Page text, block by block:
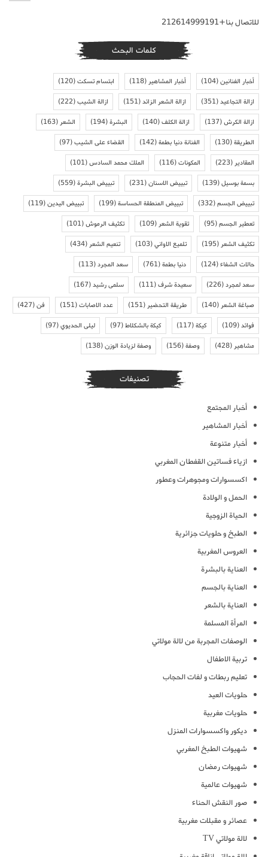
للاتصال بنا+212614999191
كلمات البحث
أخبار الفنانين(104) أخبار المشاهير(118) ابتسام تسكت(120)
ازالة التجاعيد(351) ازالة الشعر الزائد(151) ازالة الشيب(222)
ازالة الكرش(137) ازالة الكلف(140) البشرة(194) الشعر(163)
الطريقة(130) الفنانة دنيا بطمة(142) القضاء على الشيب(97)
المقادير(223) المكونات(116) الملك محمد السادس(101)
بسمة بوسيل(139) تبييض الاسنان(231) تبييض البشرة(559)
تبييض الجسم(332) تبييض المنطقة الحساسة(199) تبييض اليدين(119)
تعطير الجسم(95) تقوية الشعر(109) تكثيف الرموش(101)
تكثيف الشعر(195) تلميع الاواني(103) تنعيم الشعر(434)
حالات الشفاء(124) دنيا بطمة(761) سعد المجرد(113)
سعد لمجرد(226) سعيدة شرف(111) سلمى رشيد(167)
صباغة الشعر(140) طريقة التحضير(151) عدد الاصابات(151) فن(427)
فوائد(109) كيكة(117) كيكة بالشكلاط(97) ليلى الحديوي(97)
مشاهير(428) وصفة(156) وصفة لزيادة الوزن(138)
تصنيفات
أخبار المجتمع
أخبار المشاهير
أخبار متنوعة
ازياء فساتين القفطان المغربي
اكسسوارات ومجوهرات وعطور
الحمل و الولادة
الحياة الزوجية
الطبخ و حلويات جزائرية
العروس المغربية
العناية بالبشرة
العناية بالجسم
العناية بالشعر
المرأة المسلمة
الوصفات المجربة من لالة مولاتي
تربية الاطفال
تعليم ربطات و لفات الحجاب
حلويات العيد
حلويات مغربية
ديكور واكسسوارات المنزل
شهيوات الطبخ المغربي
شهيوات رمضان
شهيوات عالمية
صور النقش الحناء
عصائر و مقبلات مغربية
لالة مولاتي TV